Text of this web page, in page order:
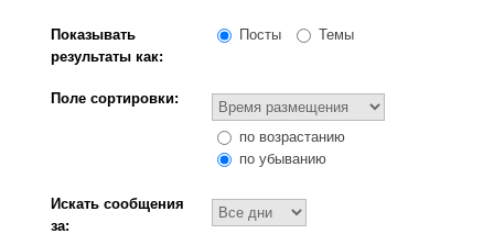
Показывать
результаты как:
Посты Темы
Поле сортировки:
по возрастанию
по убыванию
Искать сообщения
за: